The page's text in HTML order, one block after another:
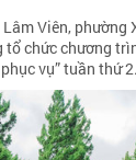
Viên, phường
chức chương
vụ” tuần thứ 2.